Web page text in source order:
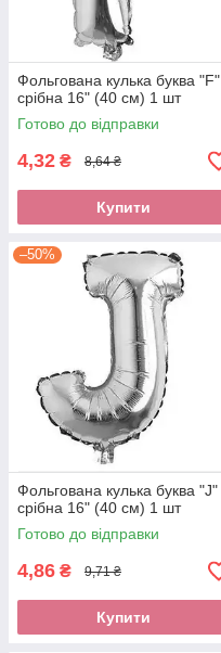
Фольгована кулька буква "F"
срібна 16" (40 см) 1 шт
Готово до відправки
4,32 ₴ 8,64 ₴
Купити
–50%
Фольгована кулька буква "J"
срібна 16" (40 см) 1 шт
Готово до відправки
4,86 ₴ 9,71 ₴
Купити